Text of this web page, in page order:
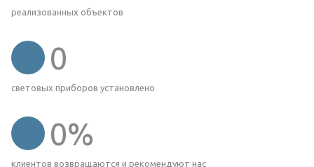
реализованных объектов
0
световых приборов установлено
0%
клиентов возвращаются и рекомендуют нас